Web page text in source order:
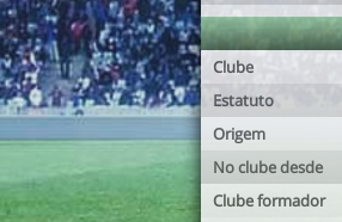
Clube
Estatuto
Origem
No clube desde
Clube formador